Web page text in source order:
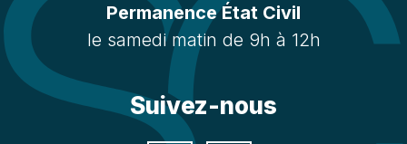
Permanence État Civil
le samedi matin de 9h à 12h
Suivez-nous